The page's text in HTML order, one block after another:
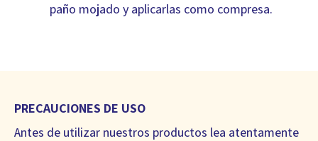
paño mojado y aplicarlas como compresa.
PRECAUCIONES DE USO
Antes de utilizar nuestros productos lea atentamente